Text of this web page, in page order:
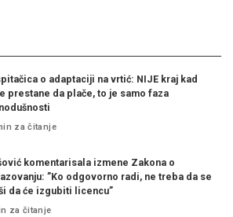
o adaptaciji na vrtić: NIJE kraj kad
prestane da plače, to je samo faza
za čitanje
komentarisala izmene Zakona o
”Ko odgovorno radi, ne treba da se
da će izgubiti licencu”
za čitanje